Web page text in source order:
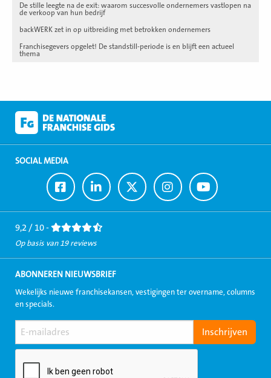
De stille leegte na de exit: waarom succesvolle ondernemers vastlopen na
de verkoop van hun bedrijf
backWERK zet in op uitbreiding met betrokken ondernemers
Franchisegevers opgelet! De standstill-periode is en blijft een actueel
thema
SOCIAL MEDIA
Ga
naar
Facebook
Ga
naar
LinkedIn
Ga
naar
Twitter
Ga
naar
Instagram
Ga
naar
Youtube
9,2 / 10 -
Op basis van 19 reviews
ABONNEREN NIEUWSBRIEF
Wekelijks nieuwe franchisekansen, vestigingen ter overname, columns
en specials.